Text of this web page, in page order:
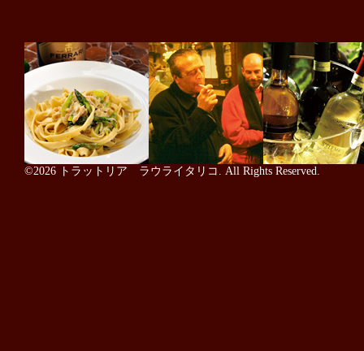
©2026 トラットリア ラウライタリコ . All Rights Reserved.